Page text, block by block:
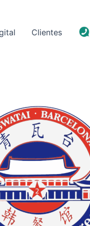
Clientes